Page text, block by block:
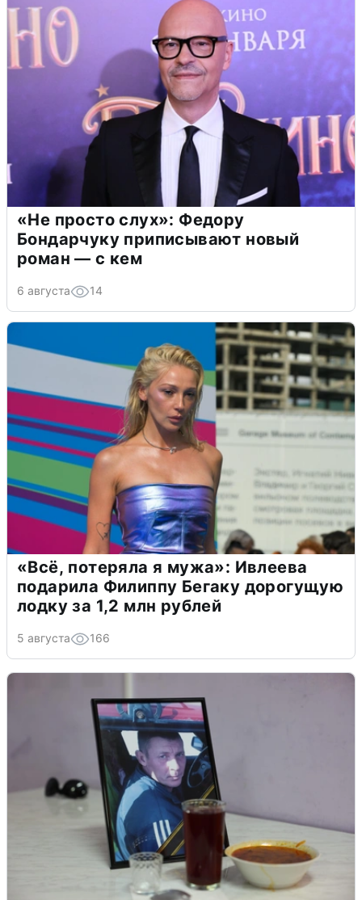
«Не просто слух»: Федору
Бондарчуку приписывают новый
роман — с кем
6 августа 14
«Всё, потеряла я мужа»: Ивлеева
подарила Филиппу Бегаку дорогущую
лодку за 1,2 млн рублей
5 августа 166